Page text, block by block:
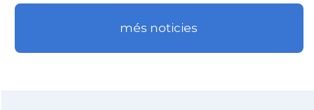
més noticies